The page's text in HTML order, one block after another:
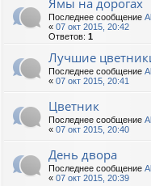
Ямы на дорогах
Последнее сообщение
« 07 окт 2015, 20:42
Ответов: 1
Лучшие
Последнее сообщение
« 07 окт 2015, 20:41
Цветник
Последнее сообщение
« 07 окт 2015, 20:40
День двора
Последнее сообщение
« 07 окт 2015, 20:39